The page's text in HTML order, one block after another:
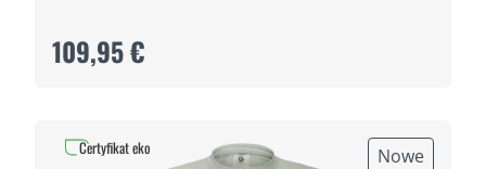
109,95 €
Nowe
Certyfikat eko